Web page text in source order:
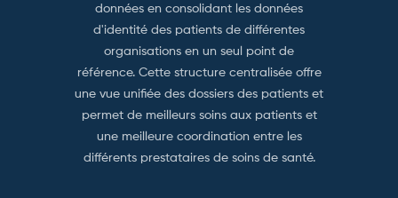
données en consolidant les données
d'identité des patients de différentes
organisations en un seul point de
référence. Cette structure centralisée offre
une vue unifiée des dossiers des patients et
permet de meilleurs soins aux patients et
une meilleure coordination entre les
différents prestataires de soins de santé.